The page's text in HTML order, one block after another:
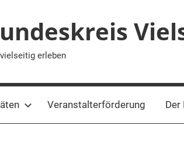
erleben
Veranstalterförderung Der